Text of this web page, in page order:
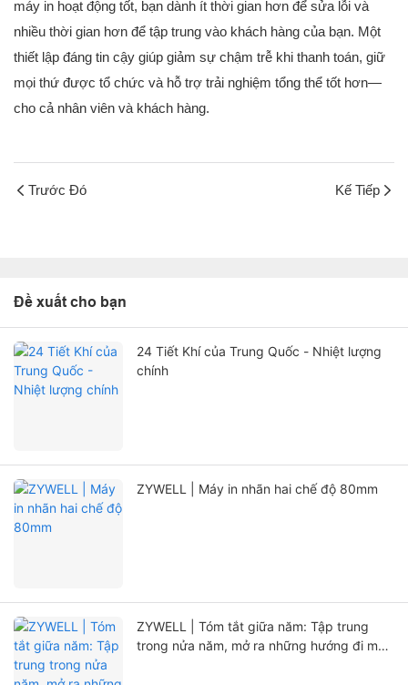
máy in hoạt động tốt, bạn dành ít thời gian hơn để sửa lỗi và
nhiều thời gian hơn để tập trung vào khách hàng của bạn. Một
thiết lập đáng tin cậy giúp giảm sự chậm trễ khi thanh toán, giữ
mọi thứ được tổ chức và hỗ trợ trải nghiệm tổng thể tốt hơn—
cho cả nhân viên và khách hàng.
Trước Đó Kế Tiếp
Đề xuất cho bạn
24 Tiết Khí của Trung Quốc - Nhiệt lượng
chính
ZYWELL | Máy in nhãn hai chế độ 80mm
ZYWELL | Tóm tắt giữa năm: Tập trung
trong nửa năm, mở ra những hướng đi mới